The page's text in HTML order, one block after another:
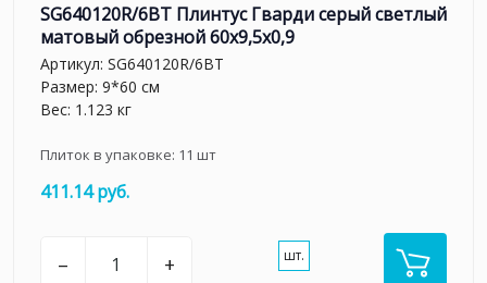
SG640120R/6BT Плинтус Гварди серый светлый
матовый обрезной 60x9,5x0,9
Артикул: SG640120R/6BT
Размер: 9*60 см
Вес: 1.123 кг
Плиток в упаковке: 11 шт
411.14 руб.
– + шт.